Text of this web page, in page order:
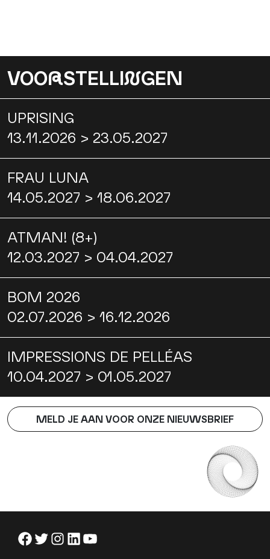
VOORSTELLINGEN
UPRISING
13.11.2026 > 23.05.2027
FRAU LUNA
14.05.2027 > 18.06.2027
ATMAN! (8+)
12.03.2027 > 04.04.2027
BOM 2026
02.07.2026 > 16.12.2026
IMPRESSIONS DE PELLÉAS
10.04.2027 > 01.05.2027
MELD JE AAN VOOR ONZE NIEUWSBRIEF
Facebook
Twitter
Instagram
LinkedIn
YouTube